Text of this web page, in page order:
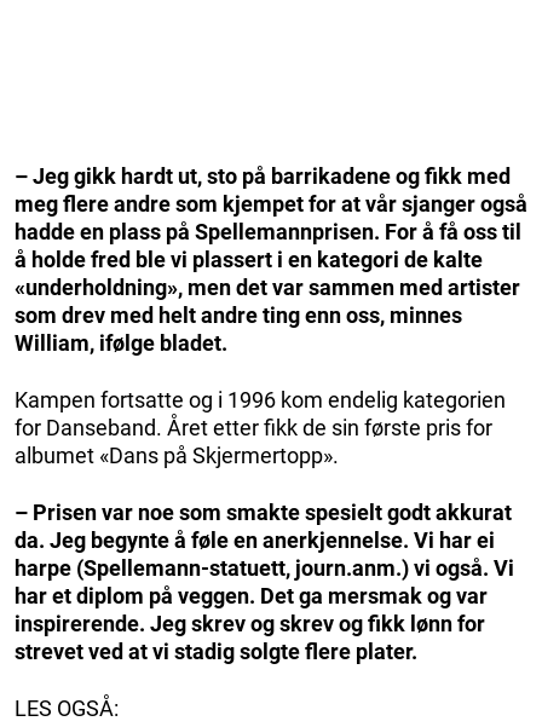
– Jeg gikk hardt ut, sto på barrikadene og fikk med
meg flere andre som kjempet for at vår sjanger også
hadde en plass på Spellemannprisen. For å få oss til
å holde fred ble vi plassert i en kategori de kalte
«underholdning», men det var sammen med artister
som drev med helt andre ting enn oss, minnes
William, ifølge bladet.
Kampen fortsatte og i 1996 kom endelig kategorien
for Danseband. Året etter fikk de sin første pris for
albumet «Dans på Skjermertopp».
– Prisen var noe som smakte spesielt godt akkurat
da. Jeg begynte å føle en anerkjennelse. Vi har ei
harpe (Spellemann-statuett, journ.anm.) vi også. Vi
har et diplom på veggen. Det ga mersmak og var
inspirerende. Jeg skrev og skrev og fikk lønn for
strevet ved at vi stadig solgte flere plater.
LES OGSÅ: